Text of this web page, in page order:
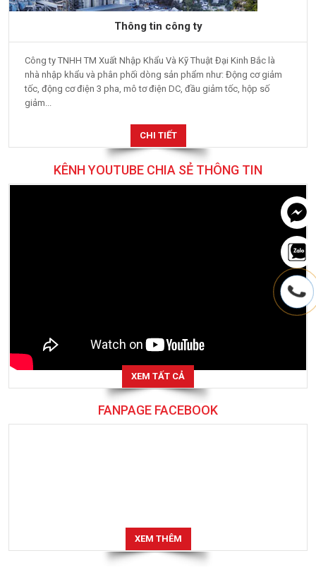
Thông tin công ty
Công ty TNHH TM Xuất Nhập Khẩu Và Kỹ Thuật Đại Kinh Bắc là
nhà nhập khẩu và phân phối dòng sản phẩm như: Động cơ giảm
tốc, động cơ điện 3 pha, mô tơ điện DC, đầu giảm tốc, hộp số
giảm...
CHI TIẾT
KÊNH YOUTUBE CHIA SẺ THÔNG TIN
XEM TẤT CẢ
FANPAGE FACEBOOK
XEM THÊM